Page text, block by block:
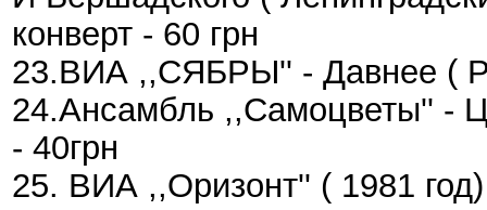
конверт - 60 грн
23.ВИА ,,СЯБРЫ'' - Давнее (
24.Ансамбль ,,Самоцветы'' -
- 40грн
25. ВИА ,,Оризонт'' ( 1981 год)